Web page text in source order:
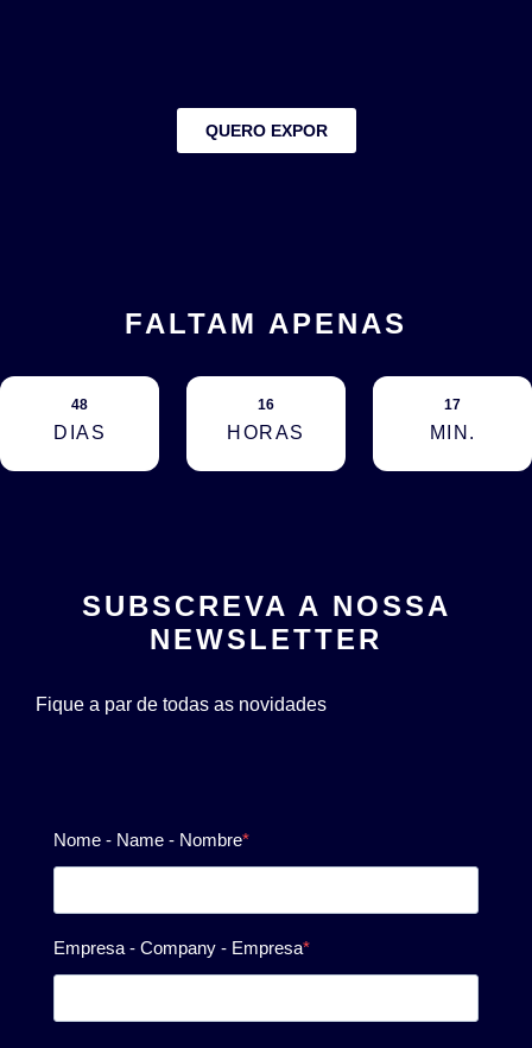
QUERO EXPOR
FALTAM APENAS
48
DIAS
16
HORAS
17
MIN.
SUBSCREVA A NOSSA
NEWSLETTER
Fique a par de todas as novidades